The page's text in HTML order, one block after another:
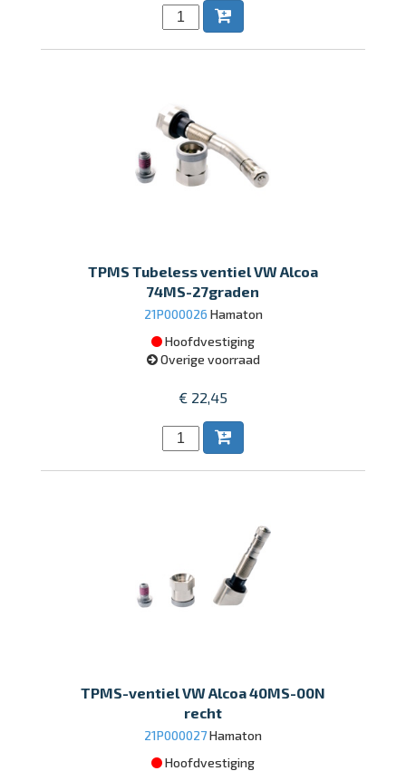
TPMS Tubeless ventiel VW Alcoa
74MS-27graden
21P000026 Hamaton
Hoofdvestiging
Overige voorraad
€ 22,45
TPMS-ventiel VW Alcoa 40MS-00N
recht
21P000027Hamaton
Hoofdvestiging